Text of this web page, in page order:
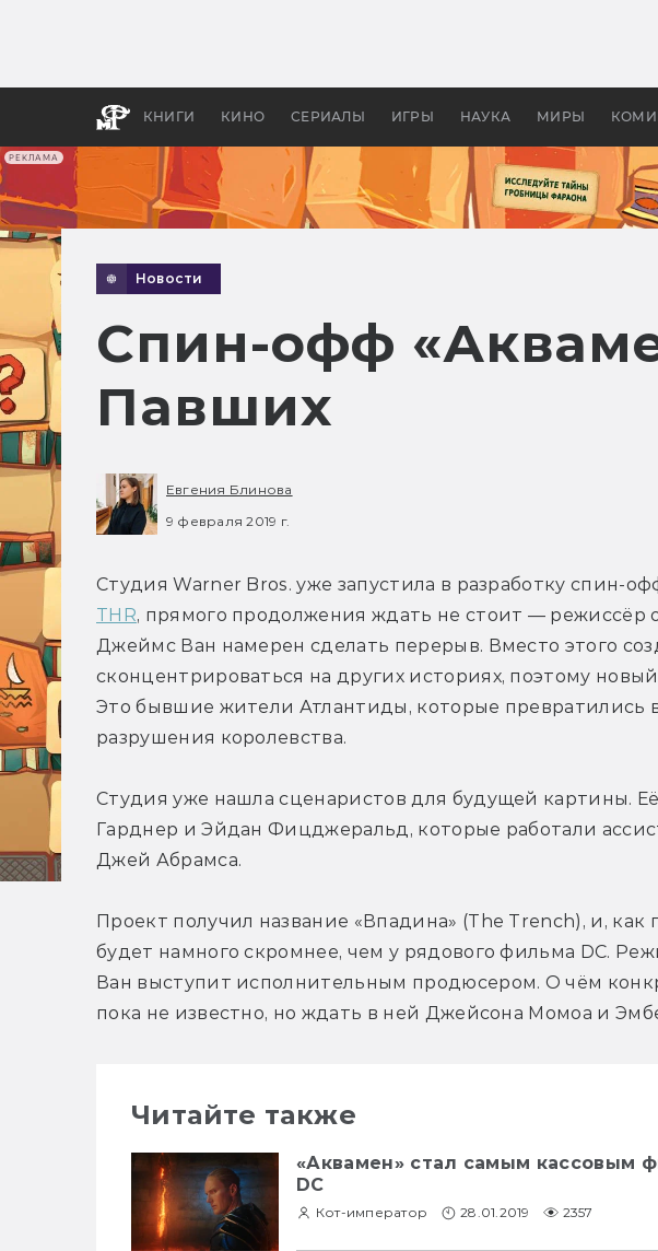
РЕКЛАМА
КНИГИ КИНО СЕРИАЛЫ ИГРЫ НАУКА МИРЫ
бы «Властелина колец»
Новости
Спин-офф
Павших
Евгения Блинова
9 февраля 2019 г.
THR, прямого продолжения ждать не стоит — режиссёр
Джеймс Ван намерен сделать перерыв. Вместо этого
сконцентрироваться на других историях, поэтому
Это бывшие жители Атлантиды, которые превратились
разрушения королевства.
Студия уже нашла сценаристов для будущей картины.
Гарднер и Эйдан Фицджеральд, которые работали
Джей Абрамса.
Проект получил название «Впадина» (The Trench), и,
будет намного скромнее, чем у рядового фильма DC.
Ван выступит исполнительным продюсером. О чём
пока не известно, но ждать в ней Джейсона Момоа и
Читайте также
«Аквамен» стал самым кассовым
DC
Кот-император 28.01.2019 2357